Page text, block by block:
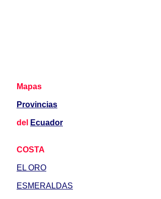
Mapas
Provincias
del Ecuador
COSTA
EL ORO
ESMERALDAS